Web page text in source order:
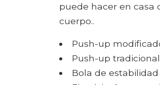
puede hacer en casa
cuerpo..
Push-up
Push-up tradicional
Bola de